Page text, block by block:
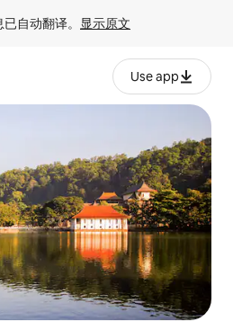
自动翻译。 显示原文
Use app